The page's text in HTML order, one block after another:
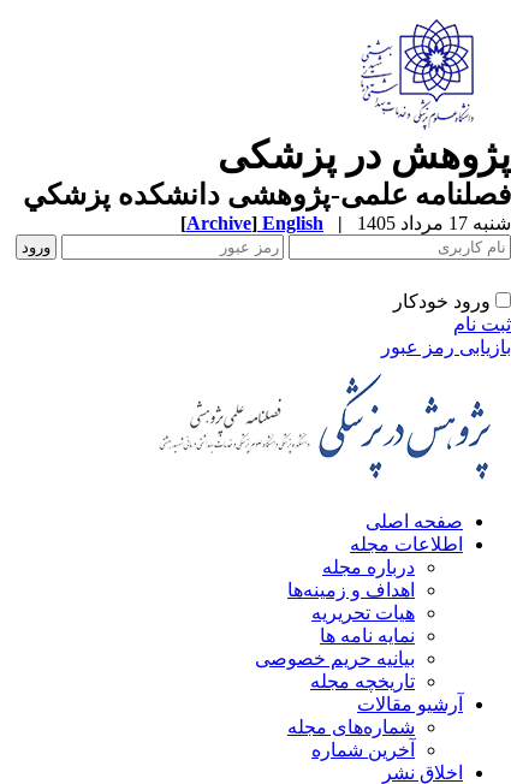
پژوهش در پزشکی
فصلنامه علمی-پژوهشی دانشکده پزشکي
شنبه 17 مرداد 1405 |
English
[Archive]
ورود خودکار
ثبت نام
بازیابی رمز عبور
صفحه اصلی
اطلاعات مجله
درباره مجله
اهداف و زمینه‌ها
هیات تحریریه
نمایه نامه ها
بیانیه حریم خصوصی
تاریخچه مجله
آرشیو مقالات
شماره‌های مجله
آخرین شماره
اخلاق نشر